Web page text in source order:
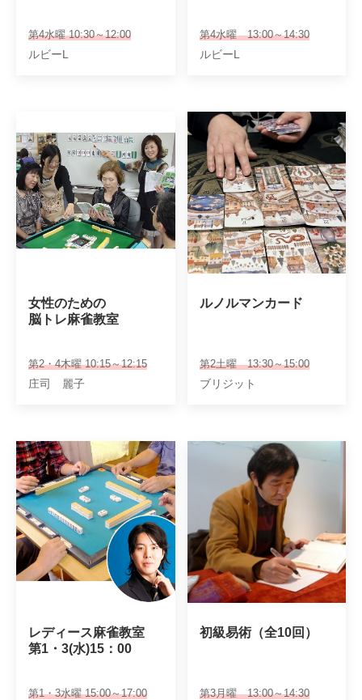
第4水曜 10:30～12:00
ルビーL
第4水曜 13:00～14:30
ルビーL
女性のための
脳トレ麻雀教室
第2・4木曜 10:15～12:15
庄司 麗子
ルノルマンカード
第2土曜 13:30～15:00
ブリジット
レディース麻雀教室
第1・3(水)15：00
第1・3水曜 15:00～17:00
初級易術（全10回）
第3月曜 13:00～14:30